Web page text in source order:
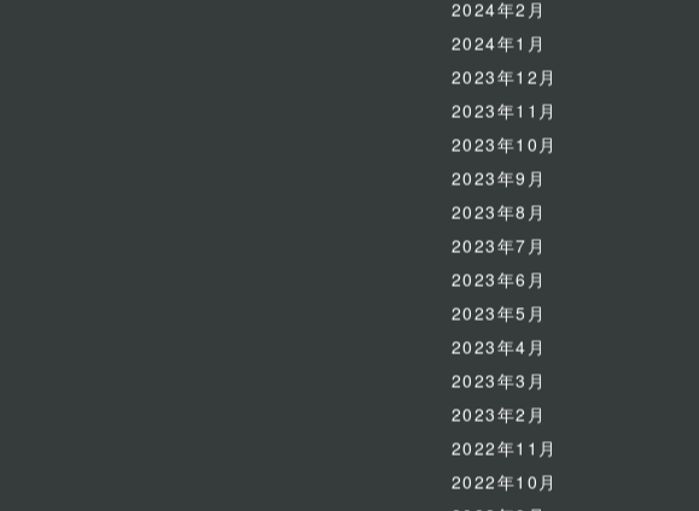
2024年2月
2024年1月
2023年12月
2023年11月
2023年10月
2023年9月
2023年8月
2023年7月
2023年6月
2023年5月
2023年4月
2023年3月
2023年2月
2022年11月
2022年10月